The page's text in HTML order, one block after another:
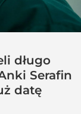
długo
Serafin
datę